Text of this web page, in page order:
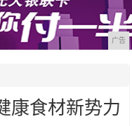
广告
康食材新势力